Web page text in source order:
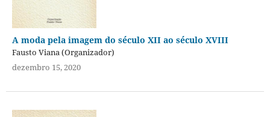
A moda pela imagem do século XII ao século XVIII
Fausto Viana (Organizador)
dezembro 15, 2020